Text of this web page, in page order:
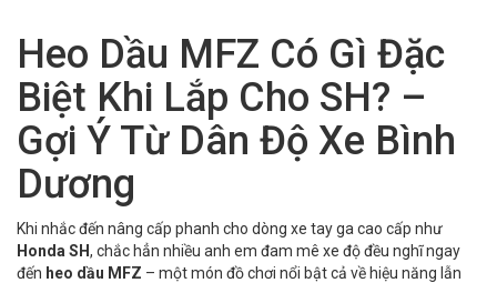
Heo Dầu MFZ Có Gì Đặc
Biệt Khi Lắp Cho SH? –
Gợi Ý Từ Dân Độ Xe Bình
Dương
Khi nhắc đến nâng cấp phanh cho dòng xe tay ga cao cấp như
Honda SH, chắc hẳn nhiều anh em đam mê xe độ đều nghĩ ngay
đến heo dầu MFZ – một món đồ chơi nổi bật cả về hiệu năng lẫn